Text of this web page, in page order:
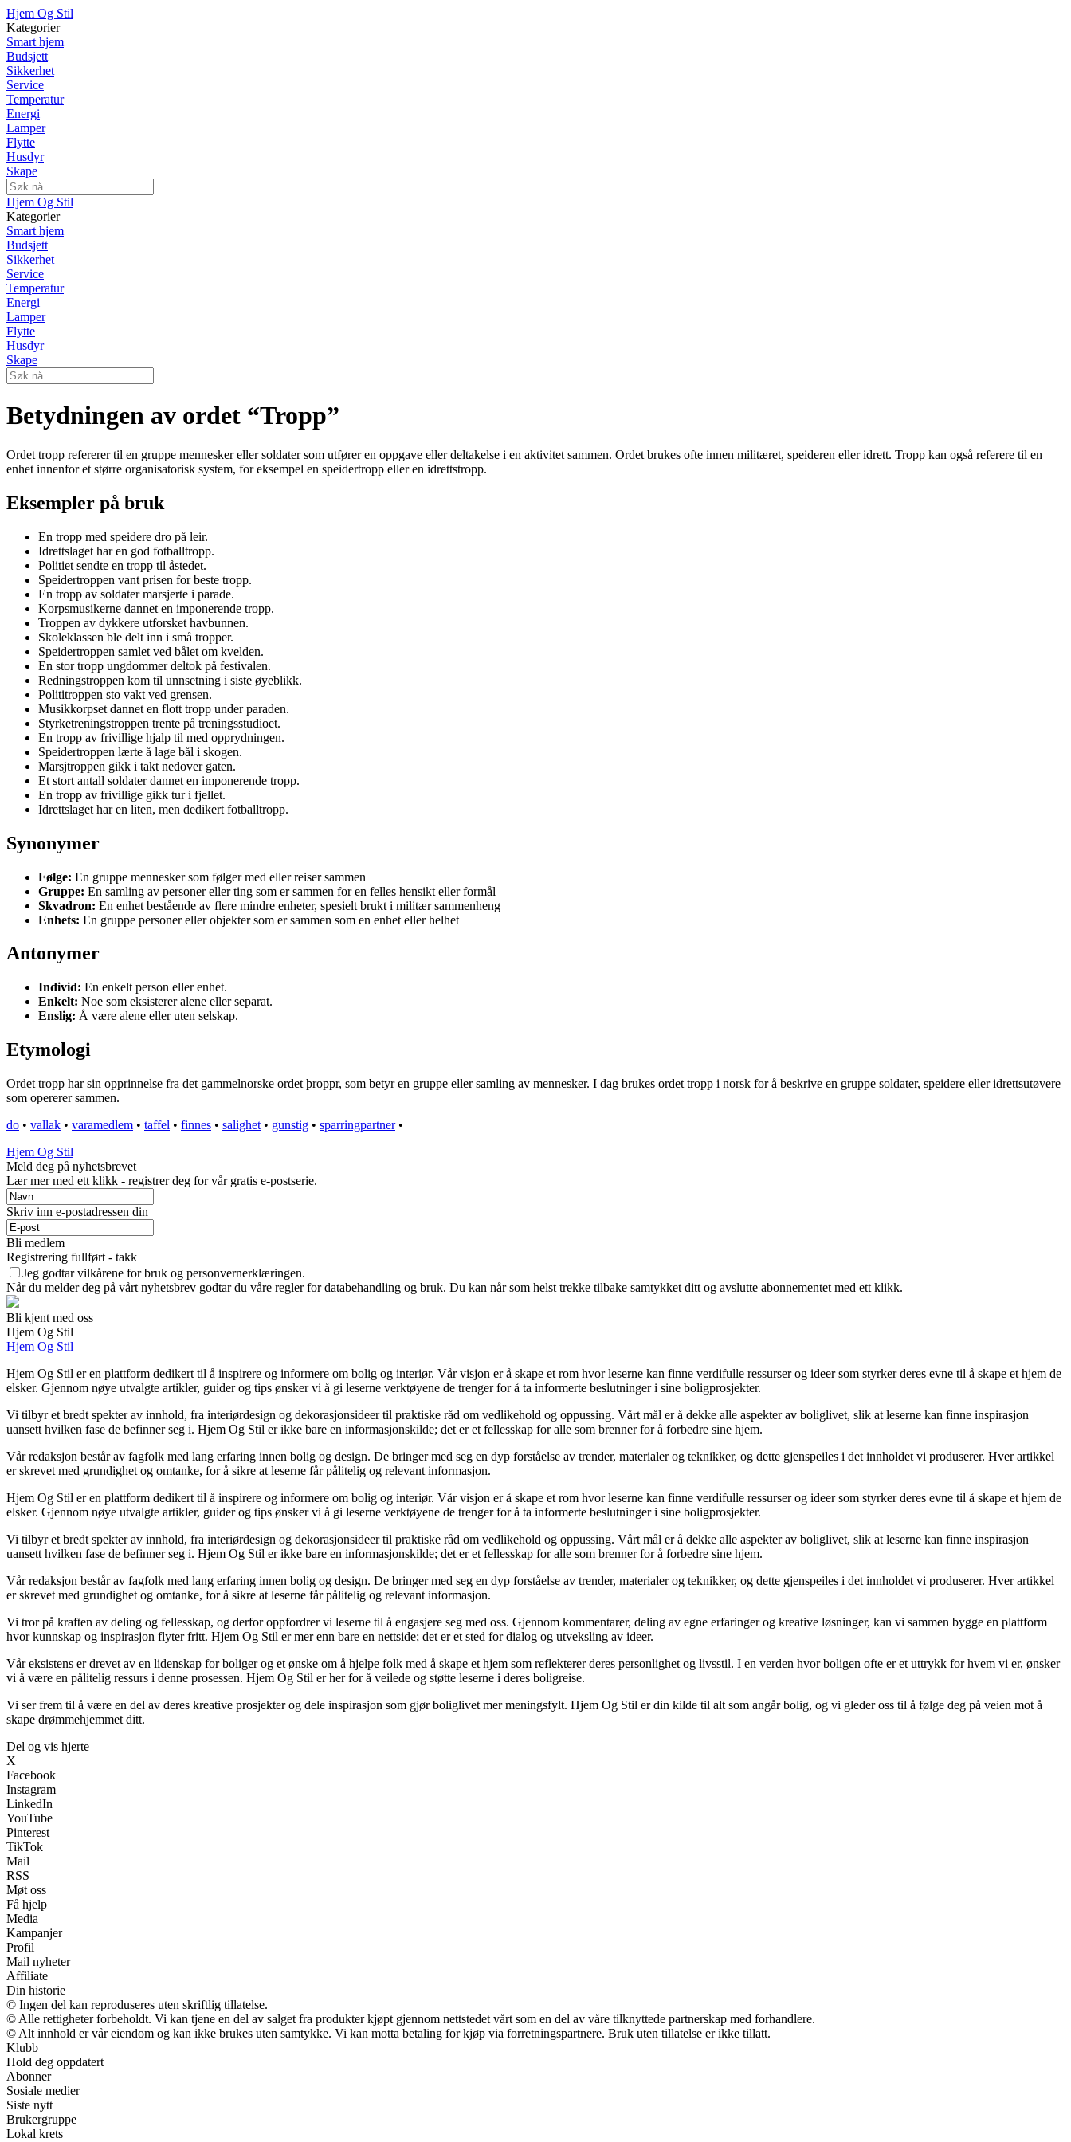
Hjem Og Stil
Kategorier
Smart hjem
Budsjett
Sikkerhet
Service
Temperatur
Energi
Lamper
Flytte
Husdyr
Skape
Hjem Og Stil
Kategorier
Smart hjem
Budsjett
Sikkerhet
Service
Temperatur
Energi
Lamper
Flytte
Husdyr
Skape
Betydningen av ordet “Tropp”
Ordet tropp refererer til en gruppe mennesker eller soldater som utfører en oppgave eller deltakelse i en aktivitet sammen. Ordet brukes ofte innen militæret, speideren eller idrett. Tropp kan også referere til en
enhet innenfor et større organisatorisk system, for eksempel en speidertropp eller en idrettstropp.
Eksempler på bruk
En tropp med speidere dro på leir.
Idrettslaget har en god fotballtropp.
Politiet sendte en tropp til åstedet.
Speidertroppen vant prisen for beste tropp.
En tropp av soldater marsjerte i parade.
Korpsmusikerne dannet en imponerende tropp.
Troppen av dykkere utforsket havbunnen.
Skoleklassen ble delt inn i små tropper.
Speidertroppen samlet ved bålet om kvelden.
En stor tropp ungdommer deltok på festivalen.
Redningstroppen kom til unnsetning i siste øyeblikk.
Polititroppen sto vakt ved grensen.
Musikkorpset dannet en flott tropp under paraden.
Styrketreningstroppen trente på treningsstudioet.
En tropp av frivillige hjalp til med opprydningen.
Speidertroppen lærte å lage bål i skogen.
Marsjtroppen gikk i takt nedover gaten.
Et stort antall soldater dannet en imponerende tropp.
En tropp av frivillige gikk tur i fjellet.
Idrettslaget har en liten, men dedikert fotballtropp.
Synonymer
Følge: En gruppe mennesker som følger med eller reiser sammen
Gruppe: En samling av personer eller ting som er sammen for en felles hensikt eller formål
Skvadron: En enhet bestående av flere mindre enheter, spesielt brukt i militær sammenheng
Enhets: En gruppe personer eller objekter som er sammen som en enhet eller helhet
Antonymer
Individ: En enkelt person eller enhet.
Enkelt: Noe som eksisterer alene eller separat.
Enslig: Å være alene eller uten selskap.
Etymologi
Ordet tropp har sin opprinnelse fra det gammelnorske ordet þroppr, som betyr en gruppe eller samling av mennesker. I dag brukes ordet tropp i norsk for å beskrive en gruppe soldater, speidere eller idrettsutøvere
som opererer sammen.
do • vallak • varamedlem • taffel • finnes • salighet • gunstig • sparringpartner•
Hjem Og Stil
Meld deg på nyhetsbrevet
Lær mer med ett klikk - registrer deg for vår gratis e-postserie.
Skriv inn e-postadressen din
Bli medlem
Registrering fullført - takk
Jeg godtar vilkårene for bruk og personvernerklæringen.
Når du melder deg på vårt nyhetsbrev godtar du våre regler for databehandling og bruk. Du kan når som helst trekke tilbake samtykket ditt og avslutte abonnementet med ett klikk.
Bli kjent med oss
Hjem Og Stil
Hjem Og Stil
Hjem Og Stil er en plattform dedikert til å inspirere og informere om bolig og interiør. Vår visjon er å skape et rom hvor leserne kan finne verdifulle ressurser og ideer som styrker deres evne til å skape et hjem de
elsker. Gjennom nøye utvalgte artikler, guider og tips ønsker vi å gi leserne verktøyene de trenger for å ta informerte beslutninger i sine boligprosjekter.
Vi tilbyr et bredt spekter av innhold, fra interiørdesign og dekorasjonsideer til praktiske råd om vedlikehold og oppussing. Vårt mål er å dekke alle aspekter av boliglivet, slik at leserne kan finne inspirasjon
uansett hvilken fase de befinner seg i. Hjem Og Stil er ikke bare en informasjonskilde; det er et fellesskap for alle som brenner for å forbedre sine hjem.
Vår redaksjon består av fagfolk med lang erfaring innen bolig og design. De bringer med seg en dyp forståelse av trender, materialer og teknikker, og dette gjenspeiles i det innholdet vi produserer. Hver artikkel
er skrevet med grundighet og omtanke, for å sikre at leserne får pålitelig og relevant informasjon.
Hjem Og Stil er en plattform dedikert til å inspirere og informere om bolig og interiør. Vår visjon er å skape et rom hvor leserne kan finne verdifulle ressurser og ideer som styrker deres evne til å skape et hjem de
elsker. Gjennom nøye utvalgte artikler, guider og tips ønsker vi å gi leserne verktøyene de trenger for å ta informerte beslutninger i sine boligprosjekter.
Vi tilbyr et bredt spekter av innhold, fra interiørdesign og dekorasjonsideer til praktiske råd om vedlikehold og oppussing. Vårt mål er å dekke alle aspekter av boliglivet, slik at leserne kan finne inspirasjon
uansett hvilken fase de befinner seg i. Hjem Og Stil er ikke bare en informasjonskilde; det er et fellesskap for alle som brenner for å forbedre sine hjem.
Vår redaksjon består av fagfolk med lang erfaring innen bolig og design. De bringer med seg en dyp forståelse av trender, materialer og teknikker, og dette gjenspeiles i det innholdet vi produserer. Hver artikkel
er skrevet med grundighet og omtanke, for å sikre at leserne får pålitelig og relevant informasjon.
Vi tror på kraften av deling og fellesskap, og derfor oppfordrer vi leserne til å engasjere seg med oss. Gjennom kommentarer, deling av egne erfaringer og kreative løsninger, kan vi sammen bygge en plattform
hvor kunnskap og inspirasjon flyter fritt. Hjem Og Stil er mer enn bare en nettside; det er et sted for dialog og utveksling av ideer.
Vår eksistens er drevet av en lidenskap for boliger og et ønske om å hjelpe folk med å skape et hjem som reflekterer deres personlighet og livsstil. I en verden hvor boligen ofte er et uttrykk for hvem vi er, ønsker
vi å være en pålitelig ressurs i denne prosessen. Hjem Og Stil er her for å veilede og støtte leserne i deres boligreise.
Vi ser frem til å være en del av deres kreative prosjekter og dele inspirasjon som gjør boliglivet mer meningsfylt. Hjem Og Stil er din kilde til alt som angår bolig, og vi gleder oss til å følge deg på veien mot å
skape drømmehjemmet ditt.
Del og vis hjerte
X
Facebook
Instagram
LinkedIn
YouTube
Pinterest
TikTok
Mail
RSS
Møt oss
Få hjelp
Media
Kampanjer
Profil
Mail nyheter
Affiliate
Din historie
© Ingen del kan reproduseres uten skriftlig tillatelse.
© Alle rettigheter forbeholdt. Vi kan tjene en del av salget fra produkter kjøpt gjennom nettstedet vårt som en del av våre tilknyttede partnerskap med forhandlere.
© Alt innhold er vår eiendom og kan ikke brukes uten samtykke. Vi kan motta betaling for kjøp via forretningspartnere. Bruk uten tillatelse er ikke tillatt.
Klubb
Hold deg oppdatert
Abonner
Sosiale medier
Siste nytt
Brukergruppe
Lokal krets